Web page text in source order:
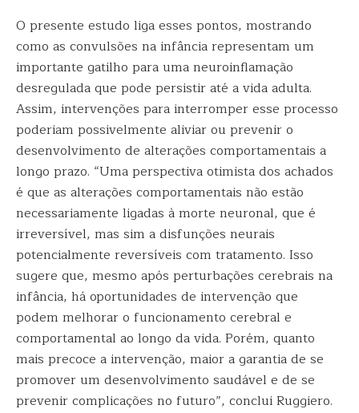
O presente estudo liga esses pontos, mostrando
como as convulsões na infância representam um
importante gatilho para uma neuroinflamação
desregulada que pode persistir até a vida adulta.
Assim, intervenções para interromper esse processo
poderiam possivelmente aliviar ou prevenir o
desenvolvimento de alterações comportamentais a
longo prazo. “Uma perspectiva otimista dos achados
é que as alterações comportamentais não estão
necessariamente ligadas à morte neuronal, que é
irreversível, mas sim a disfunções neurais
potencialmente reversíveis com tratamento. Isso
sugere que, mesmo após perturbações cerebrais na
infância, há oportunidades de intervenção que
podem melhorar o funcionamento cerebral e
comportamental ao longo da vida. Porém, quanto
mais precoce a intervenção, maior a garantia de se
promover um desenvolvimento saudável e de se
prevenir complicações no futuro”, conclui Ruggiero.